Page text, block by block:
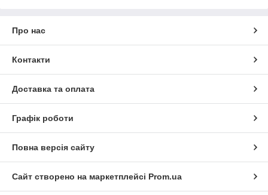
Про нас
Контакти
Доставка та оплата
Графік роботи
Повна версія сайту
Сайт створено на маркетплейсі Prom.ua